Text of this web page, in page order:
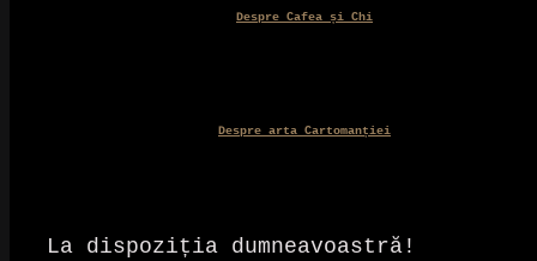
Despre Cafea și Chi
Despre arta Cartomanției
La dispoziția dumneavoastră!